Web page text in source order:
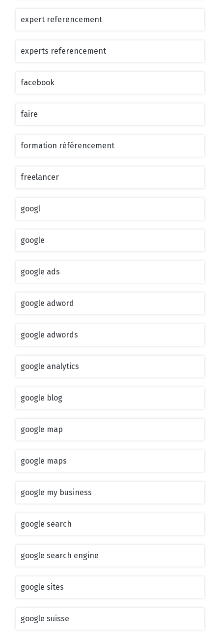
expert referencement
experts referencement
facebook
faire
formation référencement
freelancer
googl
google
google ads
google adword
google adwords
google analytics
google blog
google map
google maps
google my business
google search
google search engine
google sites
google suisse